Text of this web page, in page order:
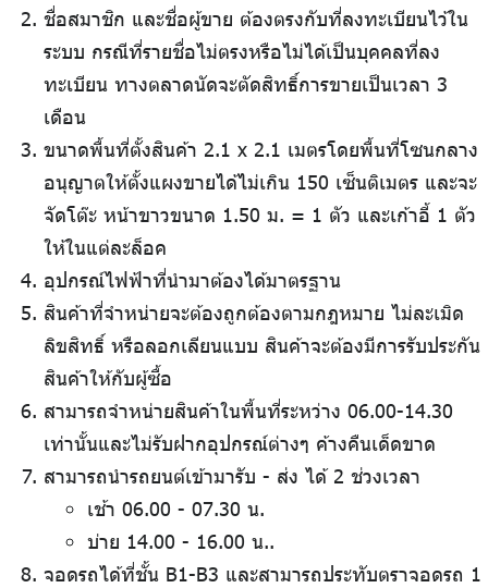
ชื่อสมาชิก และชื่อผู้ขาย ต้องตรงกับที่ลงทะเบียนไว้ใน
ระบบ กรณีที่รายชื่อไม่ตรงหรือไม่ได้เป็นบุคคลที่ลง
ทะเบียน ทางตลาดนัดจะตัดสิทธิ์การขายเป็นเวลา 3
เดือน
ขนาดพื้นที่ตั้งสินค้า 2.1 x 2.1 เมตรโดยพื้นที่โซนกลาง
อนุญาตให้ตั้งแผงขายได้ไม่เกิน 150 เซ็นติเมตร และจะ
จัดโต๊ะ หน้าขาวขนาด 1.50 ม. = 1 ตัว และเก้าอี้ 1 ตัว
ให้ในแต่ละล็อค
อุปกรณ์ไฟฟ้าที่นำมาต้องได้มาตรฐาน
สินค้าที่จำหน่ายจะต้องถูกต้องตามกฎหมาย ไม่ละเมิด
ลิขสิทธิ์ หรือลอกเลียนแบบ สินค้าจะต้องมีการรับประกัน
สินค้าให้กับผู้ซื้อ
สามารถจำหน่ายสินค้าในพื้นที่ระหว่าง 06.00-14.30
เท่านั้นและไม่รับฝากอุปกรณ์ต่างๆ ค้างคืนเด็ดขาด
สามารถนำรถยนต์เข้ามารับ - ส่ง ได้ 2 ช่วงเวลา
เช้า 06.00 - 07.30 น.
บ่าย 14.00 - 16.00 น..
จอดรถได้ที่ชั้น B1-B3 และสามารถประทับตราจอดรถ 1